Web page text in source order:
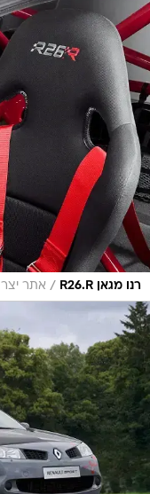
רנו מגאן R26.R / אתר יצרן